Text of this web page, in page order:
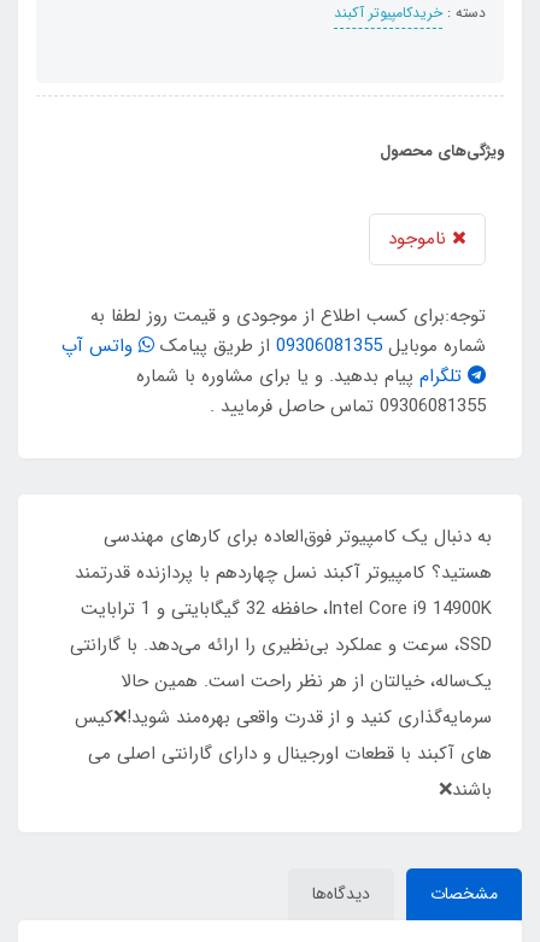
دسته :خریدکامپیوتر آکبند
ویژگی‌های محصول
ناموجود
توجه:برای کسب اطلاع از موجودی و قیمت روز لطفا به
شماره موبایل 09306081355 از طریق پیامک
واتس آپ
تلگرام پیام بدهید. و یا برای مشاوره با شماره
09306081355 تماس حاصل فرمایید .
به دنبال یک کامپیوتر فوق‌العاده برای کارهای مهندسی
هستید؟ کامپیوتر آکبند نسل چهاردهم با پردازنده قدرتمند
Intel Core i9 14900K، حافظه 32 گیگابایتی و 1 ترابایت
SSD، سرعت و عملکرد بی‌نظیری را ارائه می‌دهد. با گارانتی
یک‌ساله، خیالتان از هر نظر راحت است. همین حالا
سرمایه‌گذاری کنید و از قدرت واقعی بهره‌مند شوید!❌کیس
های آکبند با قطعات اورجینال و دارای گارانتی اصلی می
باشند❌
مشخصات دیدگاه‌ها